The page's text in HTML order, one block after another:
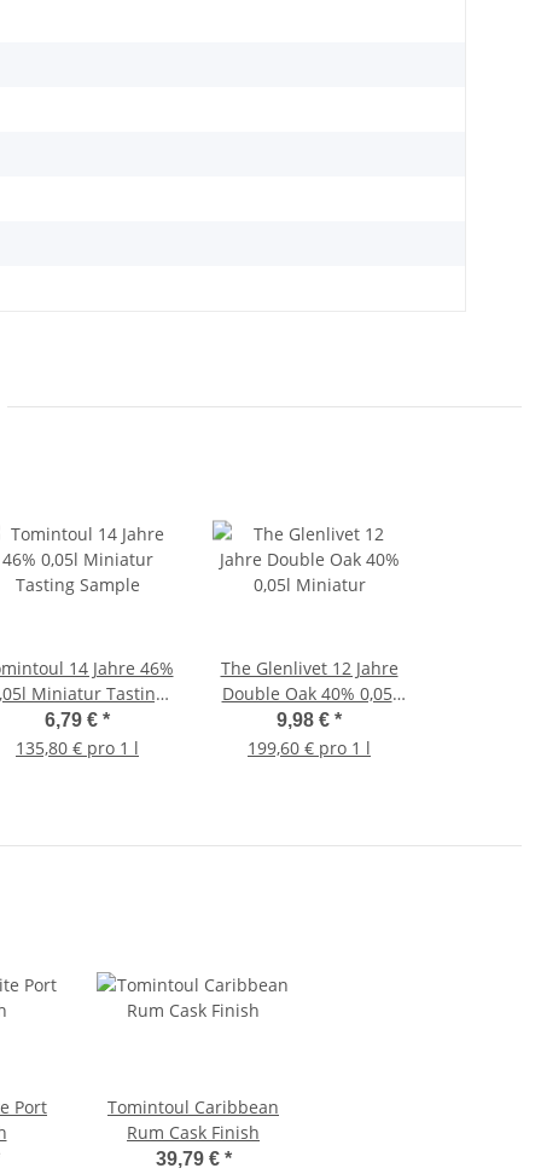
14 Jahre 46%
Miniatur Tasting
Sample
6,79 € *
135,80 € pro 1 l
The Glenlivet 12 Jahre
Double Oak 40% 0,05l
Miniatur
9,98 € *
199,60 € pro 1 l
Port
Tomintoul Caribbean
Rum Cask Finish
39,79 € *